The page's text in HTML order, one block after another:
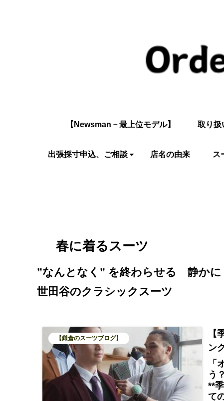
【Newsman－最上位モデル】 取り扱
出張採寸申込、ご相談 店名の由来 ス
春に着るスーツ
”なんとなく” を終わらせる 静か
世田谷のクラシックスーツ
【鎌倉のスーツブログ】
【
ン
「
う
**
て